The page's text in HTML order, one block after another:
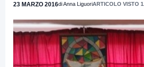
23 MARZO 2016di Anna LiguoriARTICOLO VISTO